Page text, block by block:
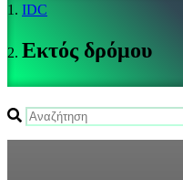
CS
DE
ES
FI
IDC
Εκτός δρόμου